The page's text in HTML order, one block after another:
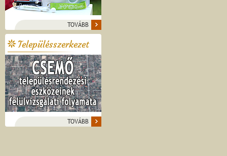
TOVÁBB
Településszerkezet
TOVÁBB